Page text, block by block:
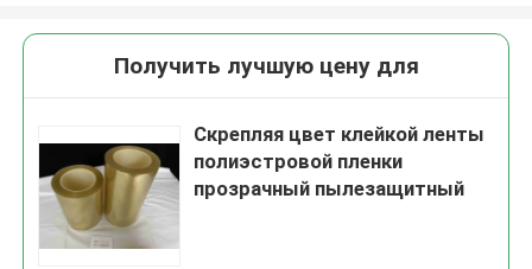
Получить лучшую цену для
Скрепляя цвет клейкой ленты
полиэстровой пленки
прозрачный пылезащитный